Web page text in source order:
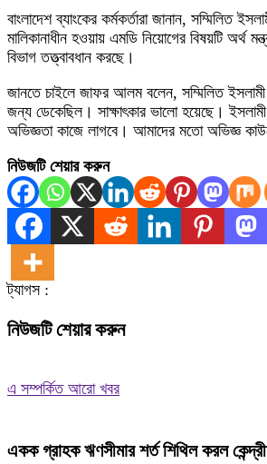
বাংলাদেশ ব্যাংকের কর্মকর্তারা জানান, সম্মিলিত
মালিকানাধীন হওয়ায় এমডি নিয়োগের বিষয়টি অর্থ
বিভাগ তত্ত্বাবধান করছে।
জানতে চাইলে জাফর আলম বলেন, সম্মিলিত ইসলামী
জন্য ডেকেছিল। সাক্ষাৎকার ভালো হয়েছে। ইসলামী
অভিজ্ঞতা কাজে লাগবে। আমাদের মতো অভিজ্ঞ
নিউজটি শেয়ার করুন
ট্যাগস :
নিউজটি শেয়ার করুন
এ সম্পর্কিত আরো খবর
একক গ্রাহক ঋণসীমার শর্ত শিথিল করল